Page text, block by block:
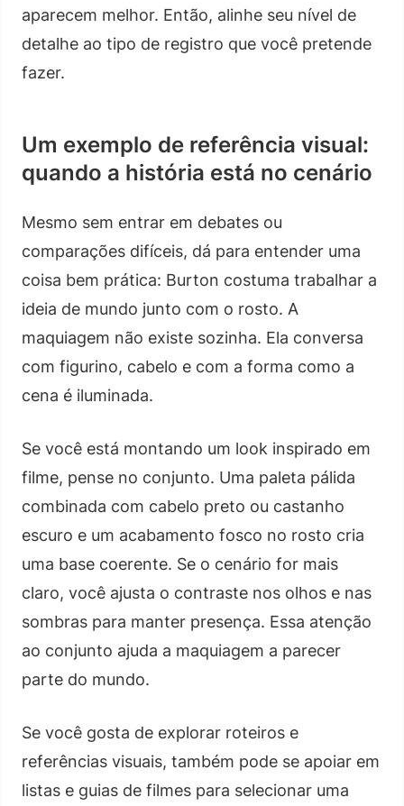
aparecem melhor. Então, alinhe seu nível de
detalhe ao tipo de registro que você pretende
fazer.
Um exemplo de referência visual:
quando a história está no cenário
Mesmo sem entrar em debates ou
comparações difíceis, dá para entender uma
coisa bem prática: Burton costuma trabalhar a
ideia de mundo junto com o rosto. A
maquiagem não existe sozinha. Ela conversa
com figurino, cabelo e com a forma como a
cena é iluminada.
Se você está montando um look inspirado em
filme, pense no conjunto. Uma paleta pálida
combinada com cabelo preto ou castanho
escuro e um acabamento fosco no rosto cria
uma base coerente. Se o cenário for mais
claro, você ajusta o contraste nos olhos e nas
sombras para manter presença. Essa atenção
ao conjunto ajuda a maquiagem a parecer
parte do mundo.
Se você gosta de explorar roteiros e
referências visuais, também pode se apoiar em
listas e guias de filmes para selecionar uma